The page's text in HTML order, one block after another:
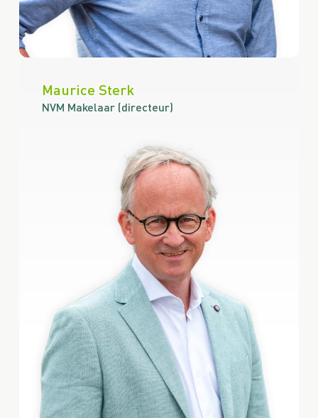
Maurice Sterk
NVM Makelaar (directeur)